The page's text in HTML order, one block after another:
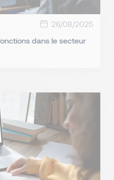
26/08/2025
dans le secteur